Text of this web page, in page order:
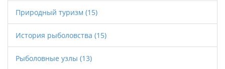
Природный туризм (15)
История рыболовства (15)
Рыболовные узлы (13)